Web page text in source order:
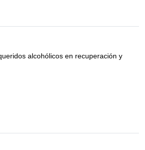
alcohólicos en recuperación y